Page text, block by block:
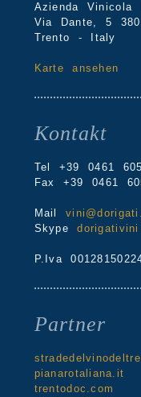
Azienda Vinicola
Via Dante, 5
Trento - Italy
Karte ansehen
Kontakt
Tel +39 0461
Fax +39 0461
Mail
Skypedorigativini
P.Iva
Partner
pianarotaliana.it
trentodoc.com